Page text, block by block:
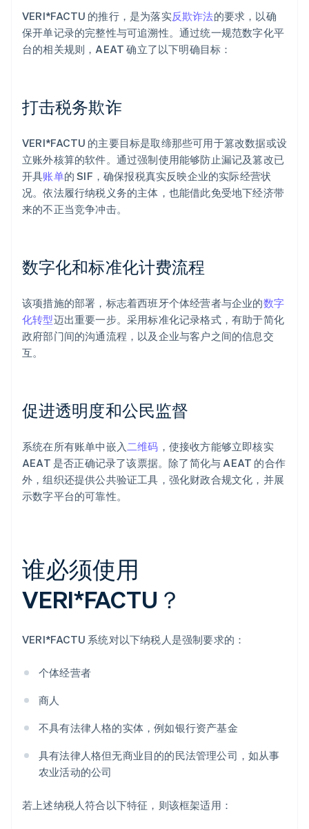
VERI*FACTU 的推行，是为落实反欺诈法的要求，以确
保开单记录的完整性与可追溯性。通过统一规范数字化平
台的相关规则，AEAT 确立了以下明确目标：
打击税务欺诈
VERI*FACTU 的主要目标是取缔那些可用于篡改数据或设
立账外核算的软件。通过强制使用能够防止漏记及篡改已
开具账单的 SIF，确保报税真实反映企业的实际经营状
况。依法履行纳税义务的主体，也能借此免受地下经济带
来的不正当竞争冲击。
数字化和标准化计费流程
该项措施的部署，标志着西班牙个体经营者与企业的数字
化转型迈出重要一步。采用标准化记录格式，有助于简化
政府部门间的沟通流程，以及企业与客户之间的信息交
互。
促进透明度和公民监督
系统在所有账单中嵌入二维码 ，使接收方能够立即核实
AEAT 是否正确记录了该票据。除了简化与 AEAT 的合作
外，组织还提供公共验证工具，强化财政合规文化，并展
示数字平台的可靠性。
谁必须使用
VERI*FACTU？
VERI*FACTU 系统对以下纳税人是强制要求的：
个体经营者
商人
不具有法律人格的实体，例如银行资产基金
具有法律人格但无商业目的的民法管理公司，如从事
农业活动的公司
若上述纳税人符合以下特征，则该框架适用：